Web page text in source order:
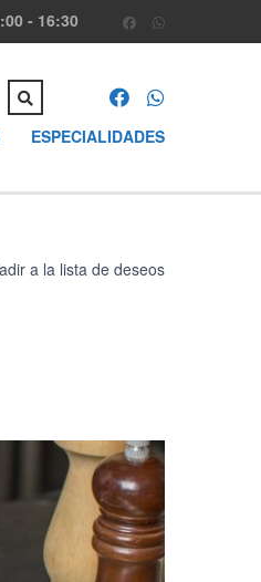
- 16:30
ESPECIALIDADES
a la lista de deseos